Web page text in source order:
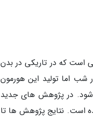
است که در تاریکی در بدن
اما تولید این هورمون
شود. در پژوهش های جدید
است. نتایج پژوهش ها تا